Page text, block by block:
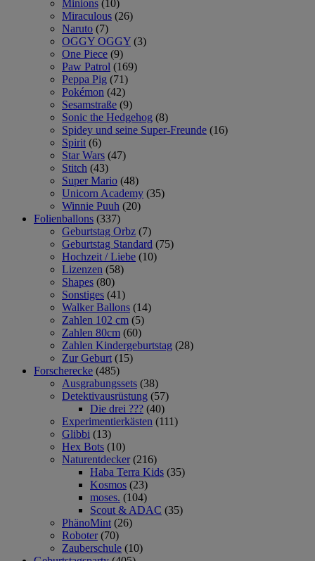
Minions (10)
Miraculous (26)
Naruto (7)
OGGY OGGY (3)
One Piece (9)
Paw Patrol (169)
Peppa Pig (71)
Pokémon (42)
Sesamstraße (9)
Sonic the Hedgehog (8)
Spidey und seine Super-Freunde (16)
Spirit (6)
Star Wars (47)
Stitch (43)
Super Mario (48)
Unicorn Academy (35)
Winnie Puuh (20)
Folienballons (337)
Geburtstag Orbz (7)
Geburtstag Standard (75)
Hochzeit / Liebe (10)
Lizenzen (58)
Shapes (80)
Sonstiges (41)
Walker Ballons (14)
Zahlen 102 cm (5)
Zahlen 80cm (60)
Zahlen Kindergeburtstag (28)
Zur Geburt (15)
Forscherecke (485)
Ausgrabungssets (38)
Detektivausrüstung (57)
Die drei ??? (40)
Experimentierkästen (111)
Glibbi (13)
Hex Bots (10)
Naturentdecker (216)
Haba Terra Kids (35)
Kosmos (23)
moses. (104)
Scout & ADAC (35)
PhänoMint (26)
Roboter (70)
Zauberschule (10)